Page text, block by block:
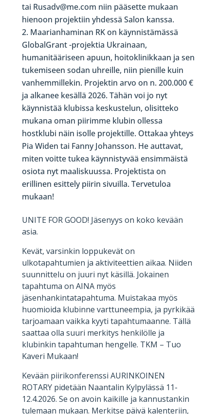
tai Rusadv@me.com niin pääsette mukaan
hienoon projektiin yhdessä Salon kanssa.
Maarianhaminan RK on käynnistämässä
GlobalGrant -projektia Ukrainaan,
humanitääriseen apuun, hoitoklinikkaan ja sen
tukemiseen sodan uhreille, niin pienille kuin
vanhemmillekin. Projektin arvo on n. 200.000 €
ja alkanee kesällä 2026. Tähän voi jo nyt
käynnistää klubissa keskustelun, olisitteko
mukana oman piirimme klubin ollessa
hostklubi näin isolle projektille. Ottakaa yhteys
Pia Widen tai Fanny Johansson. He auttavat,
miten voitte tukea käynnistyvää ensimmäistä
osiota nyt maaliskuussa. Projektista on
erillinen esittely piirin sivuilla. Tervetuloa
mukaan!
UNITE FOR GOOD! Jäsenyys on koko kevään
asia.
Kevät, varsinkin loppukevät on
ulkotapahtumien ja aktiviteettien aikaa. Niiden
suunnittelu on juuri nyt käsillä. Jokainen
tapahtuma on AINA myös
jäsenhankintatapahtuma. Muistakaa myös
huomioida klubinne varttuneempia, ja pyrkikää
tarjoamaan vaikka kyyti tapahtumaanne. Tällä
saattaa olla suuri merkitys henkilölle ja
klubinkin tapahtuman hengelle. TKM – Tuo
Kaveri Mukaan!
Kevään piirikonferenssi AURINKOINEN
ROTARY pidetään Naantalin Kylpylässä 11-
12.4.2026. Se on avoin kaikille ja kannustankin
tulemaan mukaan. Merkitse päivä kalenteriin,